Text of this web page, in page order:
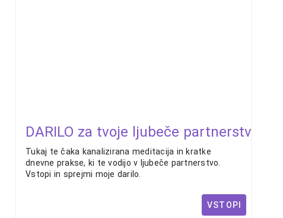
DARILO za tvoje ljubeče partnerstvo
Tukaj te čaka kanalizirana meditacija in kratke
dnevne prakse, ki te vodijo v ljubeče partnerstvo.
Vstopi in sprejmi moje darilo.
VSTOPI